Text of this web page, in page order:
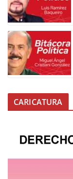
CARICATURA